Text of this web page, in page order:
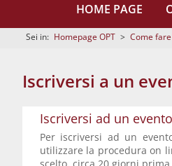
HOME PAGE
Sei in: Homepage OPT > Come
Iscriversi a un
Iscriversi ad un
Per iscriversi ad un
utilizzare la procedura on